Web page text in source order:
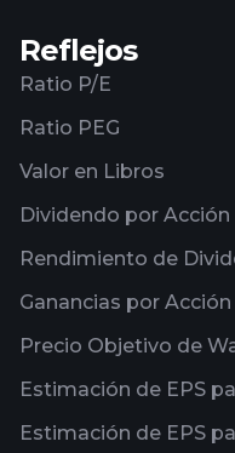
Reflejos
Ratio P/E
Ratio PEG
Valor en Libros
Dividendo por Acción
Rendimiento de
Ganancias por Acción
Precio Objetivo de
Estimación de EPS
Estimación de EPS